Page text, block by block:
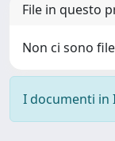
File in questo
Non ci sono
I documenti in